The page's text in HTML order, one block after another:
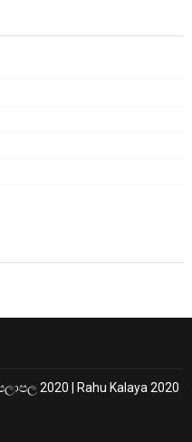
2020 | Rahu Kalaya 2020